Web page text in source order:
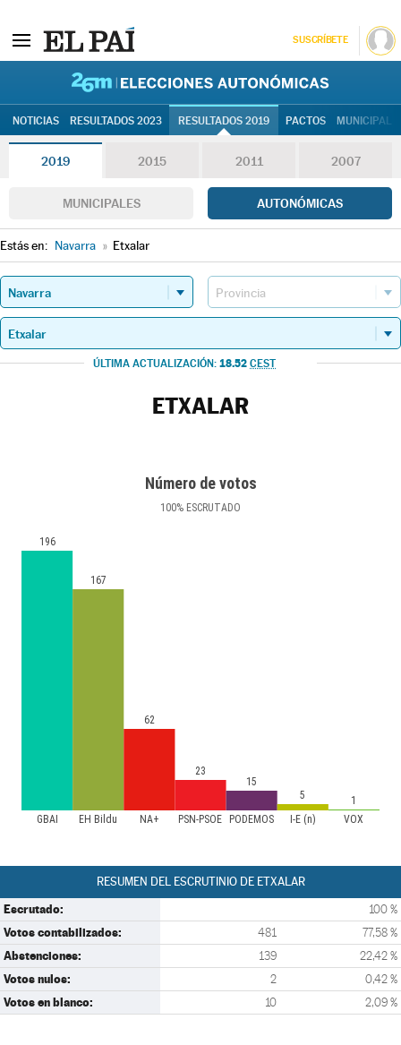
SUSCRÍBETE
NOTICIAS RESULTADOS 2023 RESULTADOS 2019 PACTOS
2019 2015 2011 2007
MUNICIPALES AUTONÓMICAS
Estás en: Navarra » Etxalar
ÚLTIMA ACTUALIZACIÓN: 18.52 CEST
ETXALAR
Número de votos
100% ESCRUTADO
GBAI EH Bildu NA+ PSN-PSOE PODEMOS I-E (n) VOX
196
167
62
23
15
5
1
RESUMEN DEL ESCRUTINIO DE ETXALAR
Escrutado: 100 %
Votos contabilizados: 481 77,58 %
Abstenciones: 139 22,42 %
Votos nulos: 2 0,42 %
Votos en blanco: 10 2,09 %